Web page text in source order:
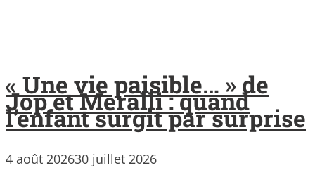
« Une vie paisible… » de
Jop et Meralli : quand
l’enfant surgit par surprise
4 août 202630 juillet 2026